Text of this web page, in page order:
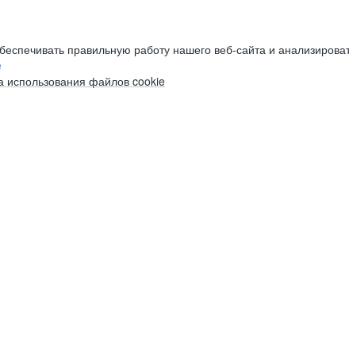
правильную работу нашего веб-сайта и
использования файлов cookie